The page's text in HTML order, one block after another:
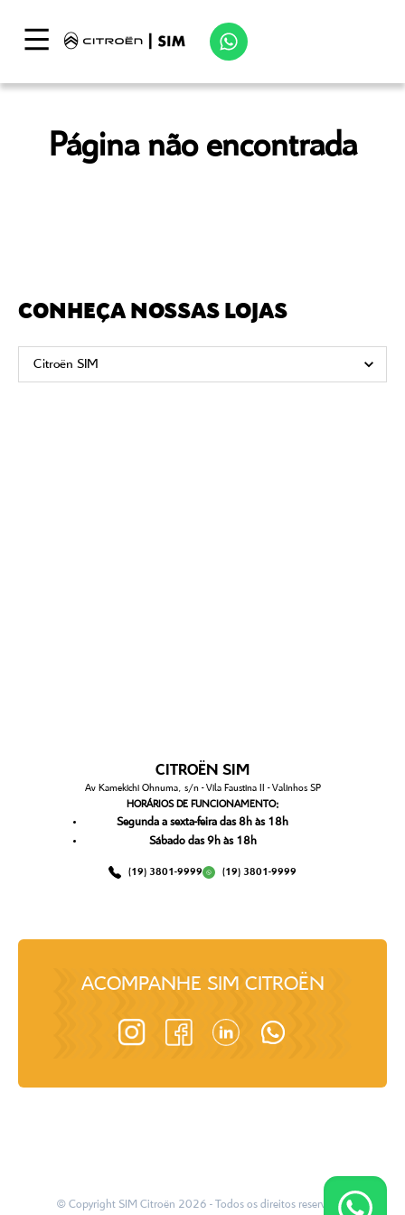
Página não encontrada
CONHEÇA NOSSAS LOJAS
CITROËN SIM
Av Kamekichi Ohnuma, s/n - Vila Faustina II - Valinhos SP
HORÁRIOS DE FUNCIONAMENTO:
Segunda a sexta-feira das 8h às 18h
Sábado das 9h às 18h
(19) 3801-9999 (19) 3801-9999
ACOMPANHE SIM CITROËN
© Copyright SIM Citroën 2026 - Todos os direitos reservados